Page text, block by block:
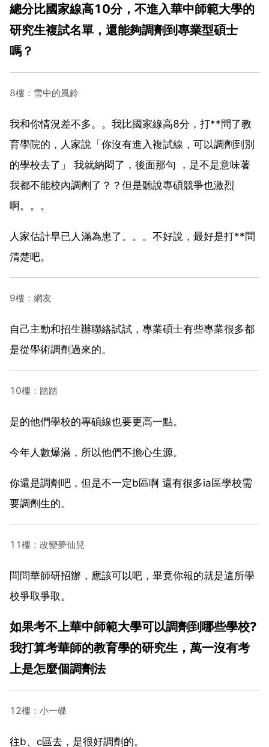
總分比國家線高10分，不進入華中師範大學的
研究生複試名單，還能夠調劑到專業型碩士
嗎？
8樓：雪中的風鈴
我和你情況差不多。。我比國家線高8分，打**問了教
育學院的，人家說「你沒有進入複試線，可以調劑到別
的學校去了」 我就納悶了，後面那句 ，是不是意味著
我都不能校內調劑了？？但是聽說專碩競爭也激烈
啊。。。
人家估計早已人滿為患了。。。不好說，最好是打**問
清楚吧。
9樓：網友
自己主動和招生辦聯絡試試，專業碩士有些專業很多都
是從學術調劑過來的。
10樓：踏踏
是的他們學校的專碩線也要更高一點。
今年人數爆滿，所以他們不擔心生源。
你還是調劑吧，但是不一定b區啊 還有很多ia區學校需
要調劑生的。
11樓：改變夢仙兒
問問華師研招辦，應該可以吧，畢竟你報的就是這所學
校爭取爭取。
如果考不上華中師範大學可以調劑到哪些學校?
我打算考華師的教育學的研究生，萬一沒有考
上是怎麼個調劑法
12樓：小一碟
往b、c區去，是很好調劑的。